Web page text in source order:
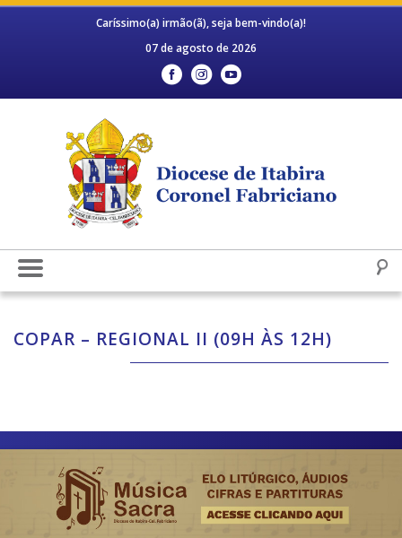
Caríssimo(a) irmão(ã), seja bem-vindo(a)!
07 de agosto de 2026
COPAR – REGIONAL II (09H ÀS 12H)